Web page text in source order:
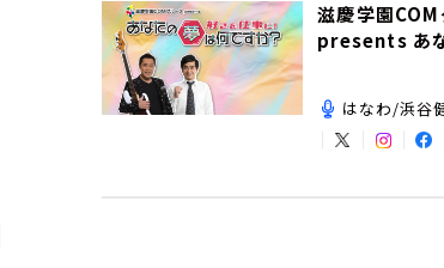
滋慶学園
presents あ
はなわ/浜谷